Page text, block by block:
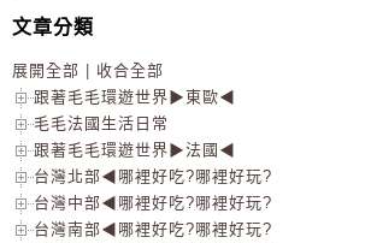
文章分類
展開全部
收合全部
跟著毛毛環遊世界▶東歐◀
毛毛法國生活日常
跟著毛毛環遊世界▶法國◀
台灣北部◀哪裡好吃?哪裡好玩?
台灣中部◀哪裡好吃?哪裡好玩?
台灣南部◀哪裡好吃?哪裡好玩?